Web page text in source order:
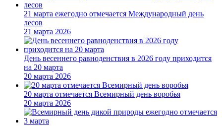
21 марта ежегодно отмечается Международный день
лесов
21 марта 2026
День весеннего равноденствия в 2026 году приходится
на 20 марта
20 марта 2026
20 марта отмечается Всемирный день воробья
20 марта 2026